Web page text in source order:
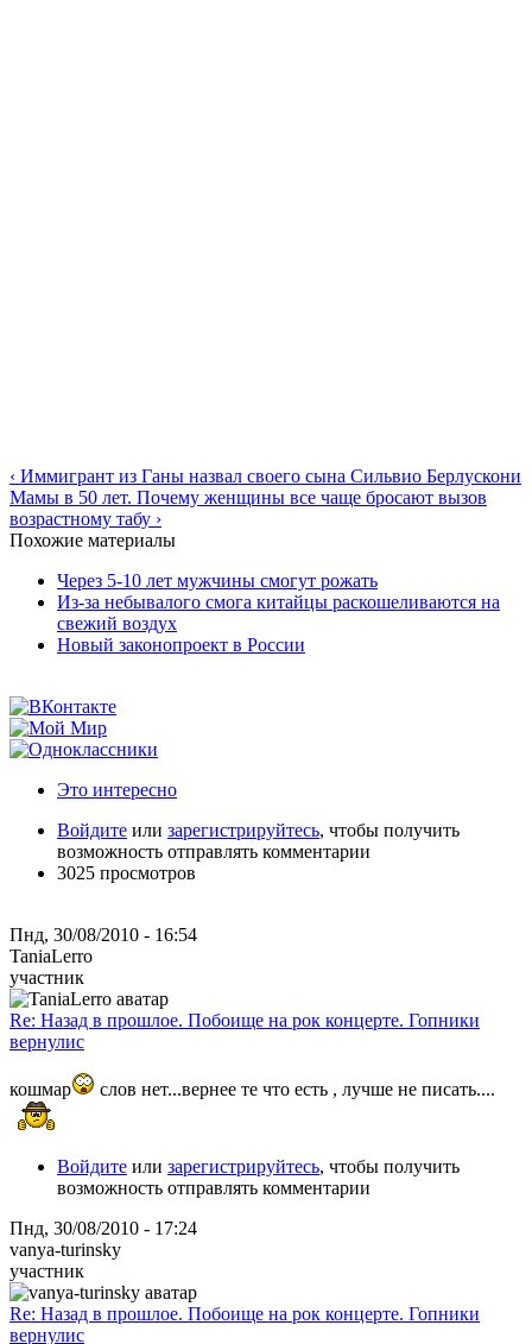
‹ Иммигрант из Ганы назвал своего сына Сильвио Берлускони
Мамы в 50 лет. Почему женщины все чаще бросают вызов
возрастному табу ›
Похожие материалы
Через 5-10 лет мужчины смогут рожать
Из-за небывалого смога китайцы раскошеливаются на
свежий воздух
Новый законопроект в России
Это интересно
Войдите или зарегистрируйтесь, чтобы получить
возможность отправлять комментарии
3025 просмотров
Пнд, 30/08/2010 - 16:54
TaniaLerro
участник
Re: Назад в прошлое. Побоище на рок концерте. Гопники
вернулис
кошмар слов нет...вернее те что есть , лучше не писать....
Войдите или зарегистрируйтесь, чтобы получить
возможность отправлять комментарии
Пнд, 30/08/2010 - 17:24
vanya-turinsky
участник
Re: Назад в прошлое. Побоище на рок концерте. Гопники
вернулис